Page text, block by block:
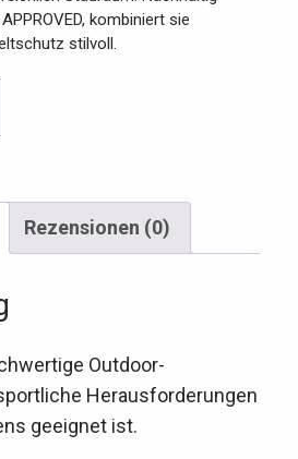
kombiniert sie
stilvoll.
Rezensionen (0)
Outdoor-
Herausforderungen
geeignet ist.